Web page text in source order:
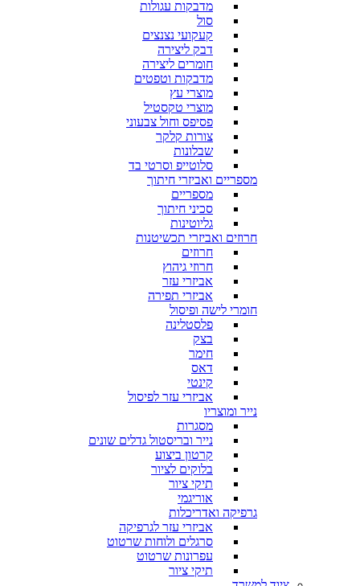
מדבקות עגולות
סול
קעקועי נצנצים
דבק ליצירה
חומרים ליצירה
מדבקות וטפטים
מוצרי עץ
מוצרי טקסטיל
פסיפס וחול צבעוני
צורות קלקר
שבלונות
סלוטייפ וסרטי בד
מספריים ואביזרי חיתוך
מספריים
סכיני חיתוך
גליוטינות
חרוזים ואביזרי תכשיטנות
חרוזים
חרוזי גיהוץ
אביזרי עזר
אביזרי תפירה
חומרי לישה ופיסול
פלסטלינה
בצק
חימר
דאס
קינטי
אביזרי עזר לפיסול
נייר ומוצריו
מסגרות
נייר ובריסטול גדלים שונים
קרטון ביצוע
בלוקים לציור
תיקי ציור
אוריגמי
גרפיקה ואדריכלות
אביזרי עזר לגרפיקה
סרגלים ולוחות שרטוט
עפרונות שרטוט
תיקי ציור